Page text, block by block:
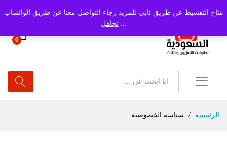
متاح التقسيط عن طريق تابي للمزيد رجاء التواصل معنا عن طريق الواتساب
...تجاهل
0
الرئيسية
/ سياسة الخصوصية